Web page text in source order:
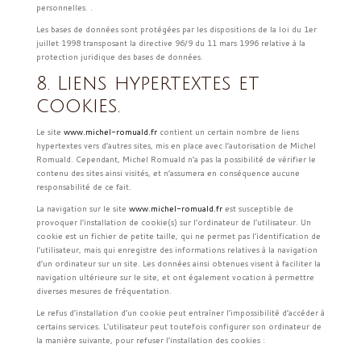
personnelles. .
Les bases de données sont protégées par les dispositions de la loi du 1er
juillet 1998 transposant la directive 96/9 du 11 mars 1996 relative à la
protection juridique des bases de données.
8. Liens hypertextes et
cookies.
Le site www.michel-romuald.frcontient un certain nombre de liens
hypertextes vers d’autres sites, mis en place avec l’autorisation de Michel
Romuald. Cependant, Michel Romuald n’a pas la possibilité de vérifier le
contenu des sites ainsi visités, et n’assumera en conséquence aucune
responsabilité de ce fait.
La navigation sur le site www.michel-romuald.frest susceptible de
provoquer l’installation de cookie(s) sur l’ordinateur de l’utilisateur. Un
cookie est un fichier de petite taille, qui ne permet pas l’identification de
l’utilisateur, mais qui enregistre des informations relatives à la navigation
d’un ordinateur sur un site. Les données ainsi obtenues visent à faciliter la
navigation ultérieure sur le site, et ont également vocation à permettre
diverses mesures de fréquentation.
Le refus d’installation d’un cookie peut entraîner l’impossibilité d’accéder à
certains services. L’utilisateur peut toutefois configurer son ordinateur de
la manière suivante, pour refuser l’installation des cookies :